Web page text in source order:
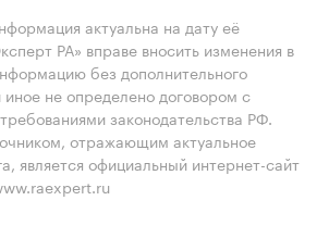
актуальна на дату её
РА» вправе вносить изменения в
без дополнительного
не определено договором с
законодательства РФ.
отражающим актуальное
является официальный интернет-сайт